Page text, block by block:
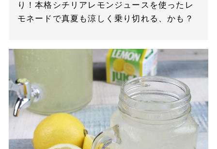
り！本格シチリアレモンジュースを使ったレ
モネードで真夏も涼しく乗り切れる、かも？